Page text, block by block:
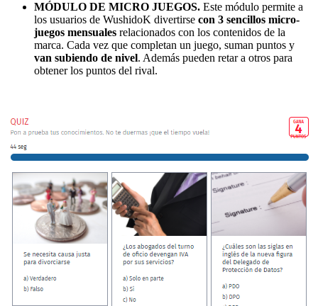
MÓDULO DE MICRO JUEGOS. Este módulo permite a
los usuarios de WushidoK divertirse con 3 sencillos micro-
juegos mensuales relacionados con los contenidos de la
marca. Cada vez que completan un juego, suman puntos y
van subiendo de nivel. Además pueden retar a otros para
obtener los puntos del rival.